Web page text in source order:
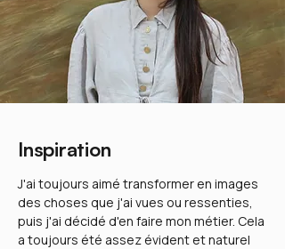
Inspiration
J'ai toujours aimé transformer en images
des choses que j'ai vues ou ressenties,
puis j'ai décidé d'en faire mon métier. Cela
a toujours été assez évident et naturel